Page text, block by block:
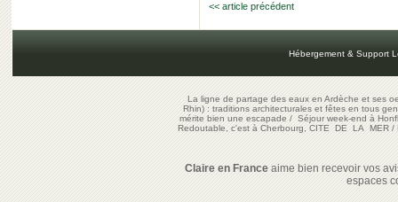
<< article précédent
Hébergement & Support
La ligne de partage des eaux en Ardèche et ses
Rhin) : traditions architecturales et fêtes en tous
mérite bien une escapade/Séjour week-end à
Redoutable, c'est à Cherbourg, CITE DE LA MER/
Claire en Franceaime bien recevoir vos
espaces